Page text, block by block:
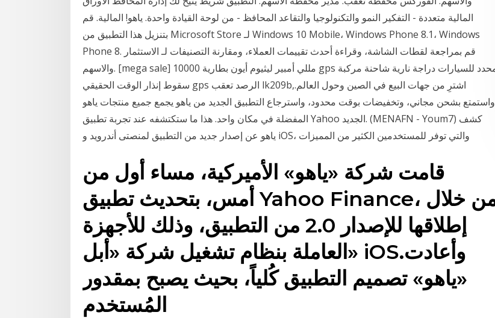
المالية متعددة - التفكير النمو والتكنولوجيا والتقاعد المحافظ - من لوحة القيادة واحدة. ياهو! المالية. قم
بتنزيل هذا التطبيق من Microsoft Store لـ Windows 10 Mobile، Windows Phone 8.1، Windows
Phone 8. قم بمراجعة لقطات الشاشة، وقراءة أحدث تقييمات العملاء، ومقارنة التصنيفات لـ الاستثمار
والاسهم. [mega sale] 10000 مللي أمبير ليثيوم أيون بطارية gps محدد للسيارات دراجة نارية شاحنة مركبة
سقوط إنذار الوقت الحقيقي gps الرصد تعقب lk209b,اشترِ من جهات البيع في الصين وحول العالم.
واستمتع بشحن مجاني، وتخفيضات بوقت محدود، واسترجاع التطبيق الجديد من ياهو يجمع جميع منتجات ياهو
المفضلة في مكان واحد. هذا ما ستكتشفه عند تجربة تطبيق Yahoo الجديد. (MENAFN - Youm7) كشف
ياهو عن إصدار جديد من التطبيق لمنصتى أندرويد و iOS، والتي توفر للمستخدمين الكثير من المميزات
قامت شركة «ياهو» الأميركية، مساء أول من
أمس، بتحديث تطبيق Yahoo Finance، من خلال
إطلاقها للإصدار 2.0 من التطبيق، وذلك للأجهزة
العاملة بنظام تشغيل شركة «أبل» iOS.وأعادت
«ياهو» تصميم التطبيق كُلياً، بحيث يصبح بمقدور
المُستخدم